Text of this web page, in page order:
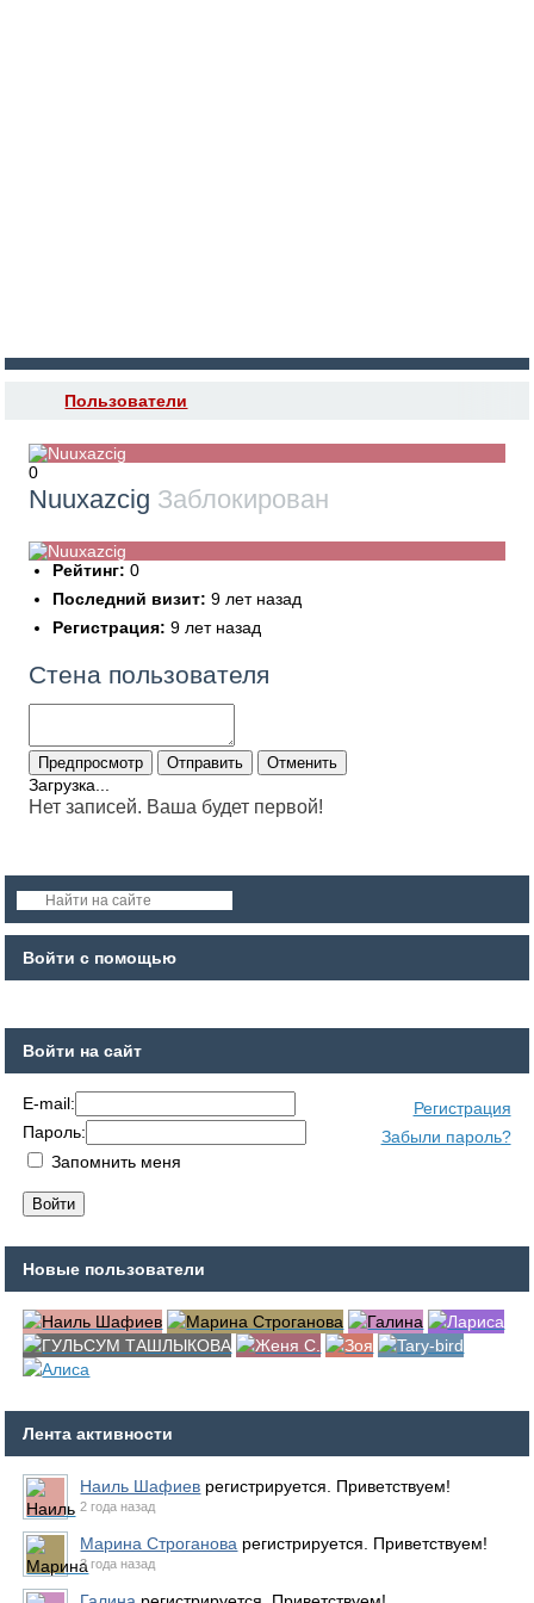
Пользователи
0
Nuuxazcig Заблокирован
Рейтинг: 0
Последний визит: 9 лет назад
Регистрация: 9 лет назад
Стена пользователя
Загрузка...
Нет записей. Ваша будет первой!
Войти с помощью
Войти на сайт
E-mail:
Регистрация
Пароль:
Забыли пароль?
Запомнить меня
Новые пользователи
Лента активности
Наиль Шафиев регистрируется. Приветствуем!
2 года назад
Марина Строганова регистрируется. Приветствуем!
3 года назад